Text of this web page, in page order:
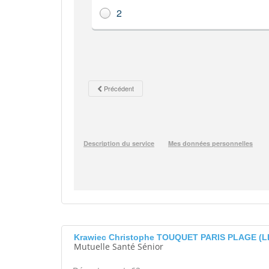
Krawiec Christophe TOUQUET PARIS PLAGE
Mutuelle Santé Sénior